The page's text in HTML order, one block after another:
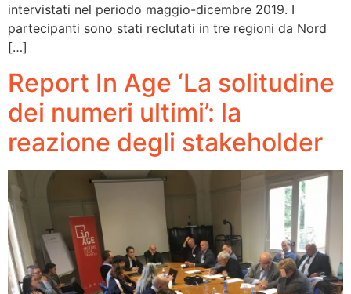
intervistati nel periodo maggio-dicembre 2019. I
partecipanti sono stati reclutati in tre regioni da Nord
[…]
Report In Age ‘La solitudine
dei numeri ultimi’: la
reazione degli stakeholder